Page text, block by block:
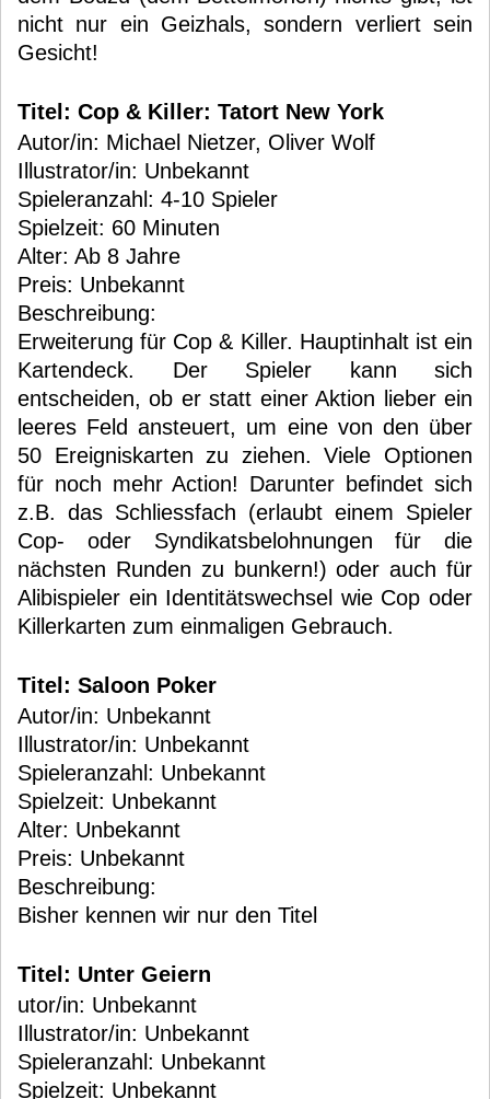
nicht nur ein Geizhals, sondern verliert sein
Gesicht!
Titel: Cop & Killer: Tatort New York
Autor/in: Michael Nietzer, Oliver Wolf
Illustrator/in: Unbekannt
Spieleranzahl: 4-10 Spieler
Spielzeit: 60 Minuten
Alter: Ab 8 Jahre
Preis: Unbekannt
Beschreibung:
Erweiterung für Cop & Killer. Hauptinhalt ist ein
Kartendeck. Der Spieler kann sich
entscheiden, ob er statt einer Aktion lieber ein
leeres Feld ansteuert, um eine von den über
50 Ereigniskarten zu ziehen. Viele Optionen
für noch mehr Action! Darunter befindet sich
z.B. das Schliessfach (erlaubt einem Spieler
Cop- oder Syndikatsbelohnungen für die
nächsten Runden zu bunkern!) oder auch für
Alibispieler ein Identitätswechsel wie Cop oder
Killerkarten zum einmaligen Gebrauch.
Titel: Saloon Poker
Autor/in: Unbekannt
Illustrator/in: Unbekannt
Spieleranzahl: Unbekannt
Spielzeit: Unbekannt
Alter: Unbekannt
Preis: Unbekannt
Beschreibung:
Bisher kennen wir nur den Titel
Titel: Unter Geiern
utor/in: Unbekannt
Illustrator/in: Unbekannt
Spieleranzahl: Unbekannt
Spielzeit: Unbekannt